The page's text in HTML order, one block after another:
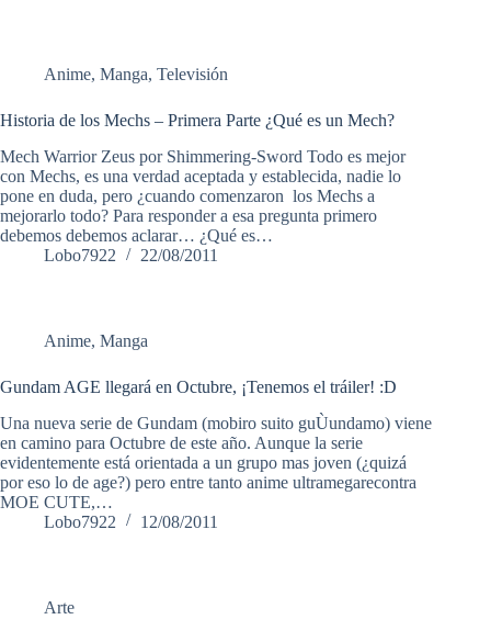
Anime, Manga, Televisión
Historia de los Mechs – Primera Parte ¿Qué es un Mech?
Mech Warrior Zeus por Shimmering-Sword Todo es mejor
con Mechs, es una verdad aceptada y establecida, nadie lo
pone en duda, pero ¿cuando comenzaron los Mechs a
mejorarlo todo? Para responder a esa pregunta primero
debemos debemos aclarar… ¿Qué es…
Lobo7922
22/08/2011
Anime, Manga
Gundam AGE llegará en Octubre, ¡Tenemos el tráiler! :D
Una nueva serie de Gundam (mobiro suito guÙundamo) viene
en camino para Octubre de este año. Aunque la serie
evidentemente está orientada a un grupo mas joven (¿quizá
por eso lo de age?) pero entre tanto anime ultramegarecontra
MOE CUTE,…
Lobo7922
12/08/2011
Arte